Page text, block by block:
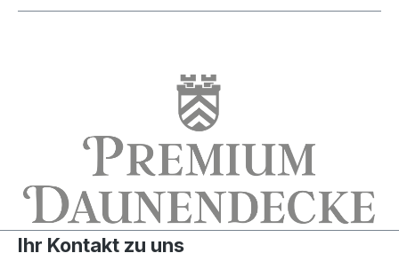
Ihr Kontakt zu uns